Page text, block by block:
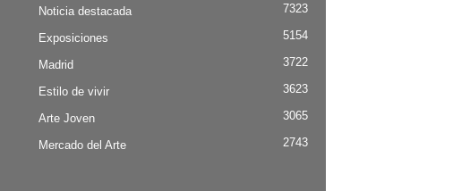
Noticia destacada 7323
Exposiciones 5154
Madrid 3722
Estilo de vivir 3623
Arte Joven 3065
Mercado del Arte 2743